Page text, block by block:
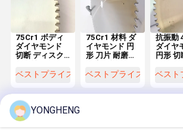
75Cr1 ボディ
ダイヤモンド
切断 ディスク
採石石石板
ベストプライス
75Cr1 材料 ダ
イヤモンド 円
形 刀片 耐磨性
ベストプライス
抗振動
ダイヤ
円形 切
石板
ベスト
YONGHENG